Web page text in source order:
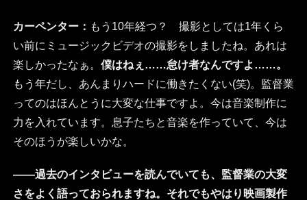
カーペンター： もう10年経つ？ 撮影としては1年くら
い前にミュージックビデオの撮影をしましたね。あれは
楽しかったなぁ。 僕はねぇ……怠け者なんですよ……。
もう年だし、あんまりハードに働きたくない(笑)。監督業
ってのはほんとうに大変な仕事ですよ。今は音楽制作に
力を入れています。息子たちと音楽を作っていて、今は
そのほうが楽しいかな。
――過去のインタビューを読んでいても、監督業の大変
さをよく語っておられますね。それでもやはり映画製作